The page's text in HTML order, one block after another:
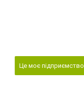
Це моє підприємство